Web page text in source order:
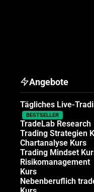
Angebote
Tägliches Live-
BESTSELLER
TradeLab Research
Trading Strategien
Chartanalyse Kurs
Trading Mindset
Risikomanagement
Kurs
Nebenberuflich